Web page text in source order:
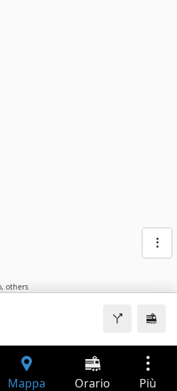
, others
Mappa Orario Più